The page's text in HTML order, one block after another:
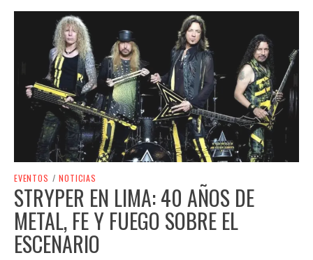
EVENTOS / NOTICIAS
STRYPER EN LIMA: 40 AÑOS DE
METAL, FE Y FUEGO SOBRE EL
ESCENARIO